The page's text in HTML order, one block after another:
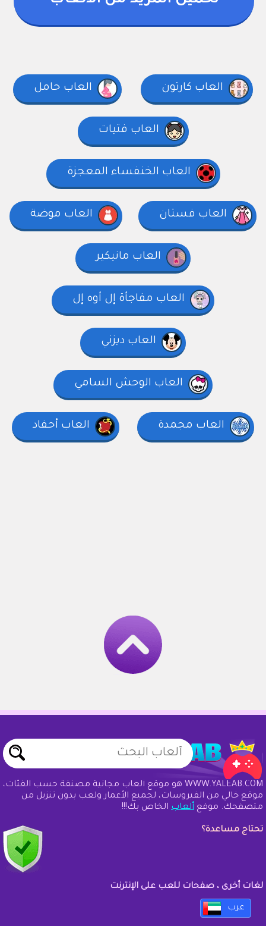
العاب كارتون العاب حامل
العاب فتيات
العاب الخنفساء المعجزة
العاب فستان العاب موضة
العاب مانيكير
العاب مفاجأة إل أوه إل
العاب ديزني
العاب الوحش السامي
العاب مجمدة العاب أحفاد
WWW.YALEAB.COM هو موقع ألعاب مجانية مصنفة حسب الفئات،
موقع خالي من الفيروسات، لجميع الأعمار ولعب بدون تنزيل من
متصفحك. موقع ألعاب الخاص بك!!!
تحتاج مساعدة؟
لغات أخرى ، صفحات للعب على الإنترنت
عرب